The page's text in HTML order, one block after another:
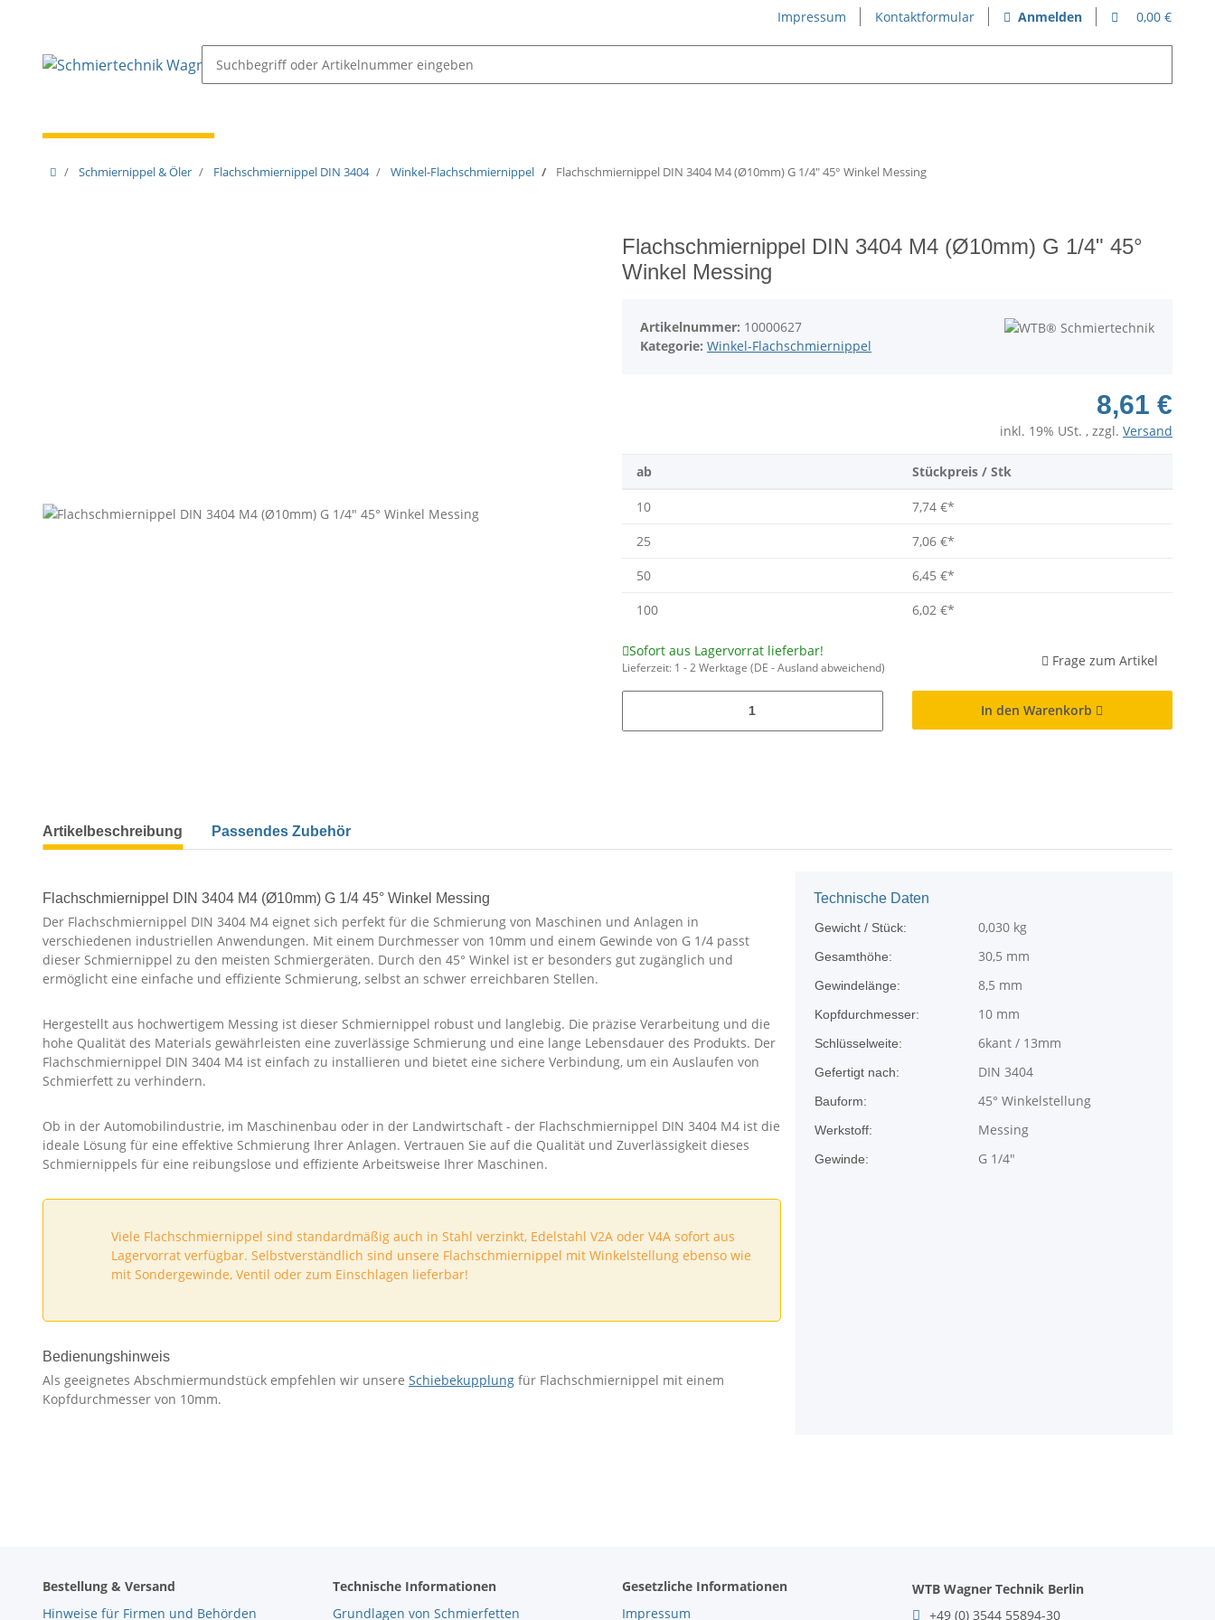
Impressum Kontaktformular Anmelden 0,00 €
Schmiernippel & Öler Flachschmiernippel DIN 3404 Winkel-Flachschmiernippel Flachschmiernippel DIN 3404 M4 (Ø10mm) G 1/4" 45° Winkel Messing
Flachschmiernippel DIN 3404 M4 (Ø10mm) G 1/4" 45°
Winkel Messing
Artikelnummer: 10000627
Kategorie: Winkel-Flachschmiernippel
8,61 €
inkl. 19% USt. , zzgl. Versand
ab Stückpreis / Stk
10 7,74 €*
25
7,06 €*
50
6,45 €*
100
6,02 €*
Sofort aus Lagervorrat lieferbar!
Lieferzeit: 1 - 2 Werktage (DE - Ausland abweichend) Frage zum Artikel
In den Warenkorb
Artikelbeschreibung Passendes Zubehör
Flachschmiernippel DIN 3404 M4 (Ø10mm) G 1/4 45° Winkel Messing
Der Flachschmiernippel DIN 3404 M4 eignet sich perfekt für die Schmierung von Maschinen und Anlagen in
verschiedenen industriellen Anwendungen. Mit einem Durchmesser von 10mm und einem Gewinde von G 1/4 passt
dieser Schmiernippel zu den meisten Schmiergeräten. Durch den 45° Winkel ist er besonders gut zugänglich und
ermöglicht eine einfache und effiziente Schmierung, selbst an schwer erreichbaren Stellen.
Hergestellt aus hochwertigem Messing ist dieser Schmiernippel robust und langlebig. Die präzise Verarbeitung und die
hohe Qualität des Materials gewährleisten eine zuverlässige Schmierung und eine lange Lebensdauer des Produkts. Der
Flachschmiernippel DIN 3404 M4 ist einfach zu installieren und bietet eine sichere Verbindung, um ein Auslaufen von
Schmierfett zu verhindern.
Ob in der Automobilindustrie, im Maschinenbau oder in der Landwirtschaft - der Flachschmiernippel DIN 3404 M4 ist die
ideale Lösung für eine effektive Schmierung Ihrer Anlagen. Vertrauen Sie auf die Qualität und Zuverlässigkeit dieses
Schmiernippels für eine reibungslose und effiziente Arbeitsweise Ihrer Maschinen.
Viele Flachschmiernippel sind standardmäßig auch in Stahl verzinkt, Edelstahl V2A oder V4A sofort aus
Lagervorrat verfügbar. Selbstverständlich sind unsere Flachschmiernippel mit Winkelstellung ebenso wie
mit Sondergewinde, Ventil oder zum Einschlagen lieferbar!
Bedienungshinweis
Als geeignetes Abschmiermundstück empfehlen wir unsere Schiebekupplung für Flachschmiernippel mit einem
Kopfdurchmesser von 10mm.
Technische Daten
Gewicht / Stück: 0,030 kg
Gesamthöhe: 30,5 mm
Gewindelänge: 8,5 mm
Kopfdurchmesser: 10 mm
Schlüsselweite: 6kant / 13mm
Gefertigt nach: DIN 3404
Bauform: 45° Winkelstellung
Werkstoff: Messing
Gewinde: G 1/4"
Bestellung & Versand
Hinweise für Firmen und Behörden
Technische Informationen
Grundlagen von Schmierfetten
Gesetzliche Informationen
Impressum
WTB Wagner Technik Berlin
+49 (0) 3544 55894-30